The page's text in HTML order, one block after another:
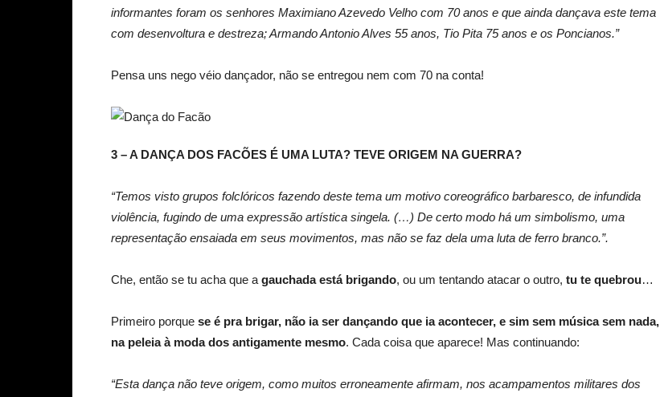
informantes foram os senhores Maximiano Azevedo Velho com 70 anos e que ainda dançava este tema
com desenvoltura e destreza; Armando Antonio Alves 55 anos, Tio Pita 75 anos e os Poncianos.”
Pensa uns nego véio dançador, não se entregou nem com 70 na conta!
3 – A DANÇA DOS FACÕES É UMA LUTA? TEVE ORIGEM NA GUERRA?
“Temos visto grupos folclóricos fazendo deste tema um motivo coreográfico barbaresco, de infundida
violência, fugindo de uma expressão artística singela. (…) De certo modo há um simbolismo, uma
representação ensaiada em seus movimentos, mas não se faz dela uma luta de ferro branco.”.
Che, então se tu acha que a gauchada está brigando, ou um tentando atacar o outro, tu te quebrou…
Primeiro porque se é pra brigar, não ia ser dançando que ia acontecer, e sim sem música sem nada,
na peleia à moda dos antigamente mesmo. Cada coisa que aparece! Mas continuando:
“Esta dança não teve origem, como muitos erroneamente afirmam, nos acampamentos militares dos